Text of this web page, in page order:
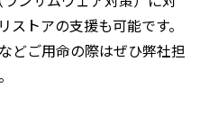
トアの支援も可能です。
どご用命の際はぜひ弊社担